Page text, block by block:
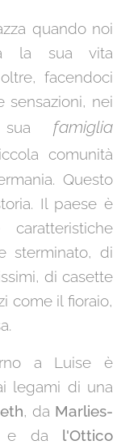
quando noi
la sua vita
facendoci
sensazioni, nei
famiglia
comunità
Questo
Il paese è
sterminato, di
di casette
come il fioraio,
a Luise è
legami di una
, da Marlies-
e da l'Ottico